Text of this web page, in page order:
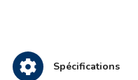
Spécifications